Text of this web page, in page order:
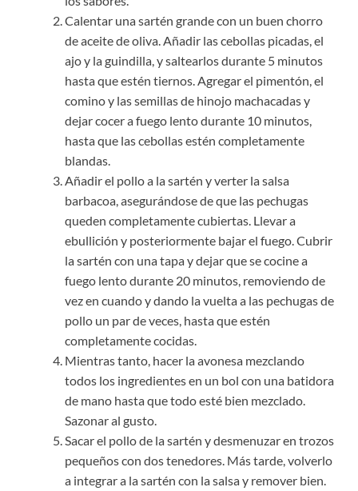
Calentar una sartén grande con un buen chorro
de aceite de oliva. Añadir las cebollas picadas, el
ajo y la guindilla, y saltearlos durante 5 minutos
hasta que estén tiernos. Agregar el pimentón, el
comino y las semillas de hinojo machacadas y
dejar cocer a fuego lento durante 10 minutos,
hasta que las cebollas estén completamente
blandas.
Añadir el pollo a la sartén y verter la salsa
barbacoa, asegurándose de que las pechugas
queden completamente cubiertas. Llevar a
ebullición y posteriormente bajar el fuego. Cubrir
la sartén con una tapa y dejar que se cocine a
fuego lento durante 20 minutos, removiendo de
vez en cuando y dando la vuelta a las pechugas de
pollo un par de veces, hasta que estén
completamente cocidas.
Mientras tanto, hacer la avonesa mezclando
todos los ingredientes en un bol con una batidora
de mano hasta que todo esté bien mezclado.
Sazonar al gusto.
Sacar el pollo de la sartén y desmenuzar en trozos
pequeños con dos tenedores. Más tarde, volverlo
a integrar a la sartén con la salsa y remover bien.